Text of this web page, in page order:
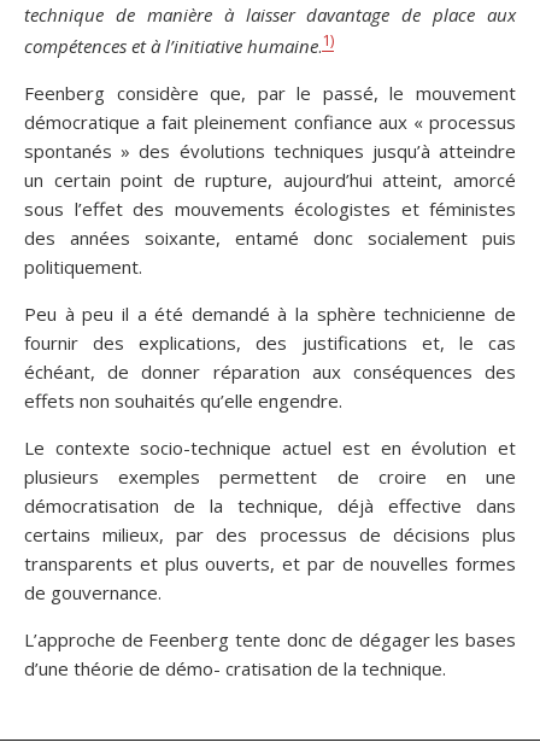
technique de manière à laisser davantage de place aux
compétences et à l’initiative humaine.1)
Feenberg considère que, par le passé, le mouvement
démocratique a fait pleinement confiance aux « processus
spontanés » des évolutions techniques jusqu’à atteindre
un certain point de rupture, aujourd’hui atteint, amorcé
sous l’effet des mouvements écologistes et féministes
des années soixante, entamé donc socialement puis
politiquement.
Peu à peu il a été demandé à la sphère technicienne de
fournir des explications, des justifications et, le cas
échéant, de donner réparation aux conséquences des
effets non souhaités qu’elle engendre.
Le contexte socio-technique actuel est en évolution et
plusieurs exemples permettent de croire en une
démocratisation de la technique, déjà effective dans
certains milieux, par des processus de décisions plus
transparents et plus ouverts, et par de nouvelles formes
de gouvernance.
L’approche de Feenberg tente donc de dégager les bases
d’une théorie de démo- cratisation de la technique.